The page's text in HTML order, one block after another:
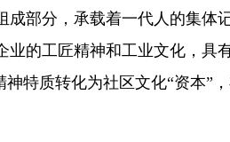
分，承载着一代人的集体
的工匠精神和工业文化，
特质转化为社区文化“资本”